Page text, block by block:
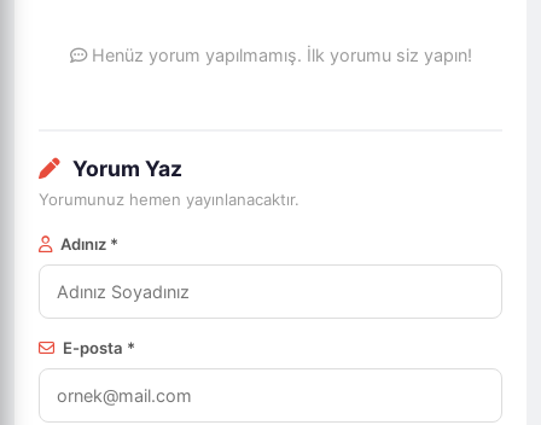
Henüz yorum yapılmamış. İlk yorumu siz yapın!
Yorum Yaz
Yorumunuz hemen yayınlanacaktır.
Adınız *
E-posta *